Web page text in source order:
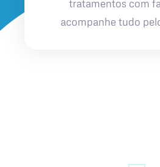
tratamentos com
acompanhe tudo